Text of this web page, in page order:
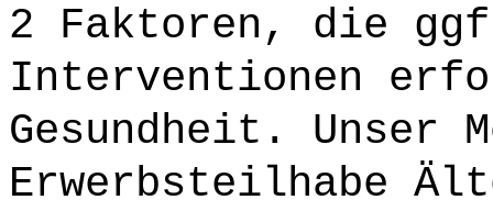
2 Faktoren, die
Interventionen
Gesundheit.
Erwerbsteilhabe